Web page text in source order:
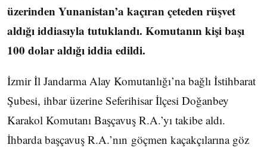
üzerinden Yunanistan’a kaçıran çeteden rüşvet
aldığı iddiasıyla tutuklandı. Komutanın kişi başı
100 dolar aldığı iddia edildi.
İzmir İl Jandarma Alay Komutanlığı’na bağlı İstihbarat
Şubesi, ihbar üzerine Seferihisar İlçesi Doğanbey
Karakol Komutanı Başçavuş R.A.’yı takibe aldı.
İhbarda başçavuş R.A.’nın göçmen kaçakçılarına göz